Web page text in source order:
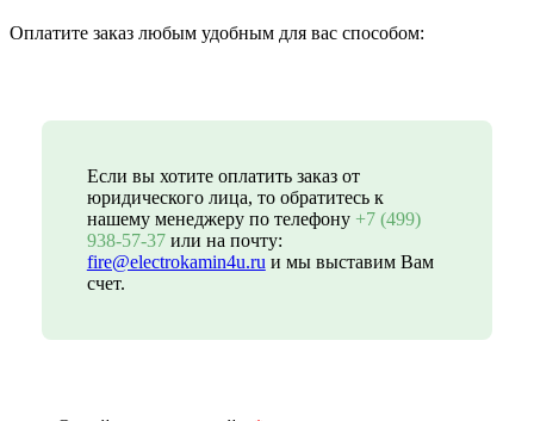
Оплатите заказ любым удобным для вас способом:
Если вы хотите оплатить заказ от
юридического лица, то обратитесь к
нашему менеджеру по телефону +7 (499)
938-57-37или на почту:
fire@electrokamin4u.ru и мы выставим Вам
счет.